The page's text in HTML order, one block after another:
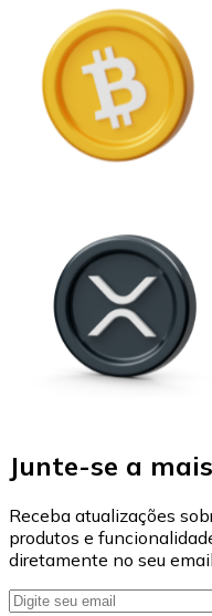
Junte-se a
Receba atualizações
produtos e
diretamente no seu